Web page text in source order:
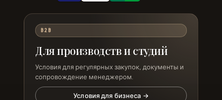
B2B
Для производств и студий
Условия для регулярных закупок, документы и
сопровождение менеджером.
Условия для бизнеса →